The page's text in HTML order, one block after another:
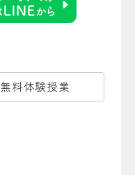
無料体験授業